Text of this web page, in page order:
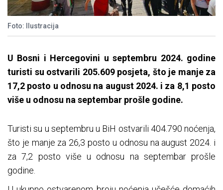
Foto: Ilustracija
U Bosni i Hercegovini u septembru 2024. godine
turisti su ostvarili 205.609 posjeta, što je manje za
17,2 posto u odnosu na august 2024. i za 8,1 posto
više u odnosu na septembar prošle godine.
Turisti su u septembru u BiH ostvarili 404.790 noćenja,
što je manje za 26,3 posto u odnosu na august 2024. i
za 7,2 posto više u odnosu na septembar prošle
godine.